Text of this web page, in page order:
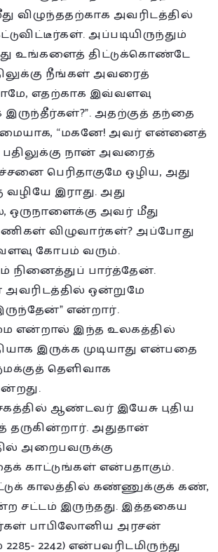
விழுந்ததற்காக அவரிடத்தில்
அப்படியிருந்தும்
உங்களைத் திட்டுக்கொண்டே
நீங்கள் அவரைத்
எதற்காக இவ்வளவு
அதற்குத் தந்தை
“மகனே! அவர் என்னைத்
பதிலுக்கு நான் அவரைத்
பெரிதாகுமே ஒழிய, அது
வழியே இராது. அது
ஒருநாளைக்கு அவர் மீது
விழுவார்கள்? அப்போது
கோபம் வரும்.
பார்த்தேன்.
ஒன்றுமே
என்றார்.
என்றால் இந்த உலகத்தில்
இருக்க முடியாது என்பதை
தெளிவாக
ஆண்டவர் இயேசு புதிய
அதுதான்
அறைபவருக்கு
காட்டுங்கள் என்பதாகும்.
காலத்தில் கண்ணுக்குக் கண்,
சட்டம் இருந்தது. இத்தகைய
பாபிலோனிய அரசன்
2242) என்பவரிடமிருந்து